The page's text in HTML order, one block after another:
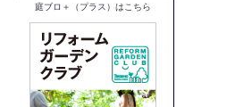
庭ブロ＋（プラス）はこちら